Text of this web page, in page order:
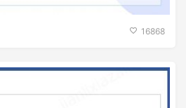
16868